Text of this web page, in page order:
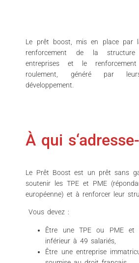
Le prêt boost, mis en place par
renforcement de la
entreprises et le
roulement, généré par
développement.
À qui
Le Prêt Boost est un prêt sans
soutenir les TPE et PME
européenne) et à renforcer leur
Vous devez :
Être une TPE ou PME et
inférieur à 49 salariés,
Être une entreprise